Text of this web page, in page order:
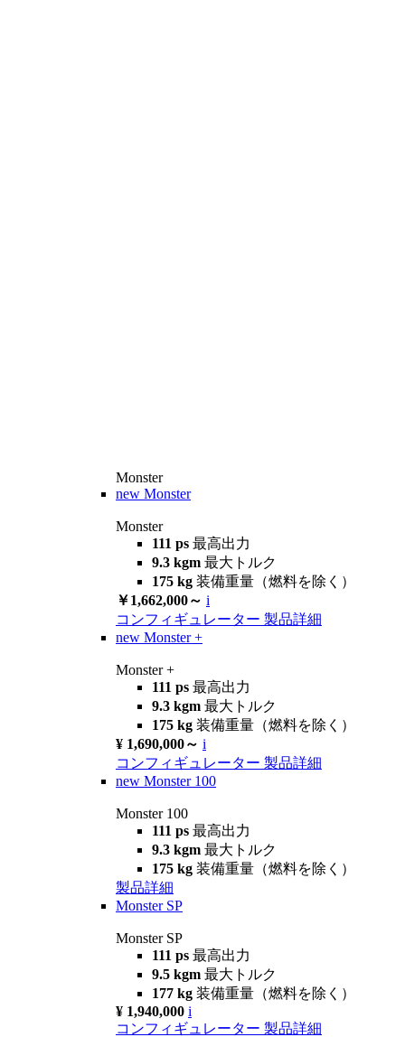
Monster
new Monster
Monster
111 ps 最高出力
9.3 kgm 最大トルク
175 kg 装備重量（燃料を除く）
￥1,662,000～ i
コンフィギュレーター 製品詳細
new Monster +
Monster +
111 ps 最高出力
9.3 kgm 最大トルク
175 kg 装備重量（燃料を除く）
¥ 1,690,000～ i
コンフィギュレーター 製品詳細
new Monster 100
Monster 100
111 ps 最高出力
9.3 kgm 最大トルク
175 kg 装備重量（燃料を除く）
製品詳細
Monster SP
Monster SP
111 ps 最高出力
9.5 kgm 最大トルク
177 kg 装備重量（燃料を除く）
¥ 1,940,000 i
コンフィギュレーター 製品詳細